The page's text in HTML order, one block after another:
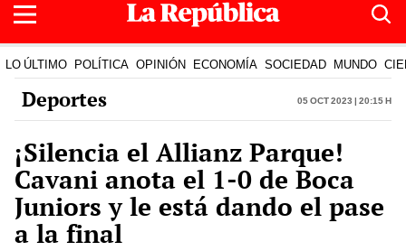
LO ÚLTIMO POLÍTICA OPINIÓN ECONOMÍA SOCIEDAD MUNDO
Deportes 05 Oct 2023 | 20:15 h
¡Silencia el Allianz Parque!
Cavani anota el 1-0 de Boca
Juniors y le está dando el pase
a la final